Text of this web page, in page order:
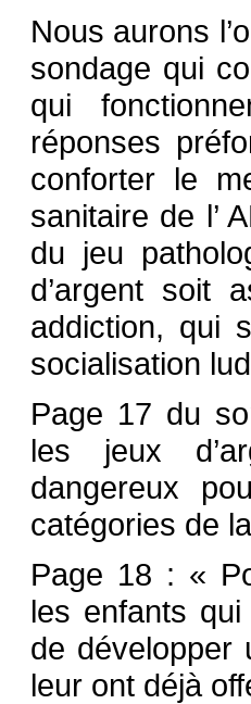
Nous aurons
sondage qui
qui
réponses
conforter le
sanitaire de l’
du jeu
d’argent soit
addiction, qui
socialisation
Page 17 du
les jeux
dangereux
catégories de
Page 18 : «
les enfants
de développer
leur ont déjà